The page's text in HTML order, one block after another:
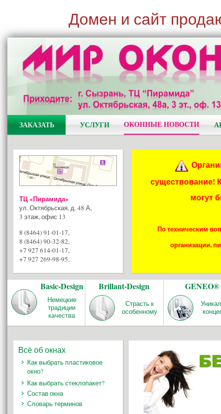
Домен и сайт
ЗАКАЗАТЬ УСЛУГИ ОКОННЫЕ НОВОСТИ
ТЦ «Пирамида»
ул. Октябрьская, д. 48 А,
3 этаж, офис 13
8 (8464) 91-01-17,
8 (8464) 90-32-82,
+7 927 614-01-17,
+7 927 269-98-95,
существование!
могут
По техническим
организации,
Basic-Design
Немецкие
традиции
качества
Brillant-Design
Страсть к
особенному
GENEO®
Всё об окнах
Как выбрать пластиковое
окно?
Как выбрать стеклопакет?
Состав окна
Словарь терминов